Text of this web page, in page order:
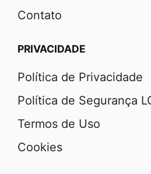
Contato
PRIVACIDADE
Política de Privacidade
Política de Segurança
Termos de Uso
Cookies